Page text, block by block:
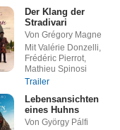
Der Klang der
Stradivari
Von Grégory Magne
Mit Valérie Donzelli,
Frédéric Pierrot,
Mathieu Spinosi
Trailer
Lebensansichten
eines Huhns
Von György Pálfi